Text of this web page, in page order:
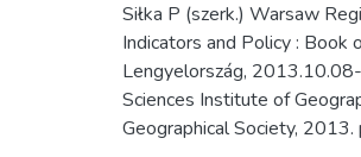
Siłka P (szerk.) Warsaw
Indicators and Policy : Book
Lengyelország,
Sciences Institute of
Geographical Society,